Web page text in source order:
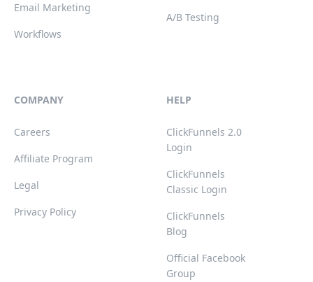
Email Marketing
Workflows
A/B Testing
COMPANY
Careers
Affiliate Program
Legal
Privacy Policy
HELP
ClickFunnels 2.0
Login
ClickFunnels
Classic Login
ClickFunnels
Blog
Official Facebook
Group